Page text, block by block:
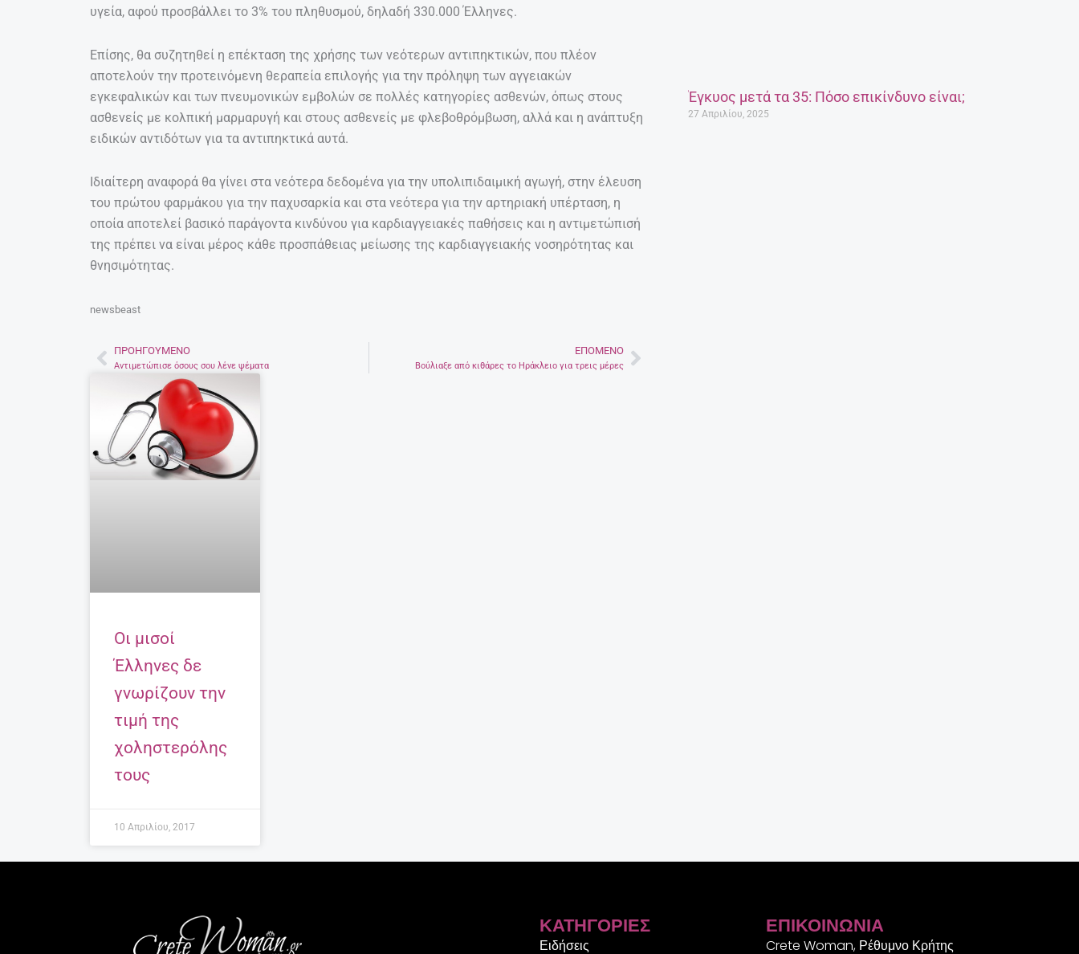
υγεία, αφού προσβάλλει το 3% του πληθυσμού, δηλαδή 330.000 Έλληνες.
Επίσης, θα συζητηθεί η επέκταση της χρήσης των νεότερων αντιπηκτικών, που πλέον
αποτελούν την προτεινόμενη θεραπεία επιλογής για την πρόληψη των αγγειακών
εγκεφαλικών και των πνευμονικών εμβολών σε πολλές κατηγορίες ασθενών, όπως στους
ασθενείς με κολπική μαρμαρυγή και στους ασθενείς με φλεβοθρόμβωση, αλλά και η ανάπτυξη
ειδικών αντιδότων για τα αντιπηκτικά αυτά.
Ιδιαίτερη αναφορά θα γίνει στα νεότερα δεδομένα για την υπολιπιδαιμική αγωγή, στην έλευση
του πρώτου φαρμάκου για την παχυσαρκία και στα νεότερα για την αρτηριακή υπέρταση, η
οποία αποτελεί βασικό παράγοντα κινδύνου για καρδιαγγειακές παθήσεις και η αντιμετώπισή
της πρέπει να είναι μέρος κάθε προσπάθειας μείωσης της καρδιαγγειακής νοσηρότητας και
θνησιμότητας.
newsbeast
Prev
ΠΡΟΗΓΟΎΜΕΝΟ
Αντιμετώπισε όσους σου λένε ψέματα
ΕΠΌΜΕΝΟ
Βούλιαξε από κιθάρες το Ηράκλειο για τρεις μέρεςNext
Οι μισοί
Έλληνες δε
γνωρίζουν την
τιμή της
χοληστερόλης
τους
10 Απριλίου, 2017
Έγκυος μετά τα 35: Πόσο επικίνδυνο είναι;
27 Απριλίου, 2025
ΚΑΤΗΓΟΡΊΕΣ
Ειδήσεις
ΕΠΙΚΟΙΝΩΝΊΑ
Crete Woman, Ρέθυμνο Κρήτης